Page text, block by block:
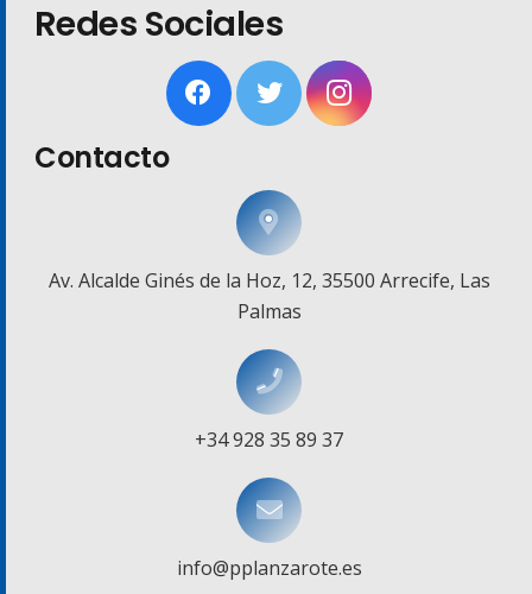
Redes Sociales
Contacto
Av. Alcalde Ginés de la Hoz, 12, 35500 Arrecife, Las
Palmas
+34 928 35 89 37
info@pplanzarote.es